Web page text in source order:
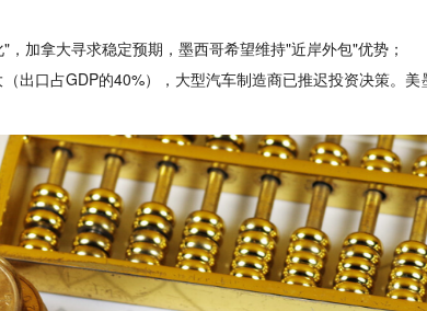
"，加拿大寻求稳定预期，墨西哥希望维持"近岸外包"优势；
出口占GDP的40%），大型汽车制造商已推迟投资决策。